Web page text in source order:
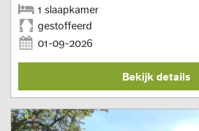
1 slaapkamer
gestoffeerd
01-09-2026
Bekijk details